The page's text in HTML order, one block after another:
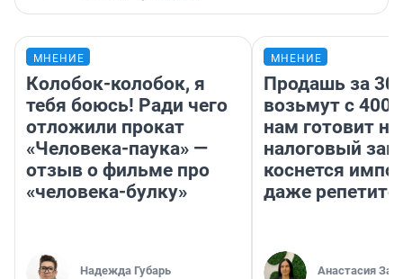
МНЕНИЕ
Колобок-колобок, я
тебя боюсь! Ради чего
отложили прокат
«Человека-паука» —
отзыв о фильме про
«человека-булку»
Надежда Губарь
МНЕНИЕ
Продашь за
возьмут с
нам готовит
налоговый
коснется
даже
Анастасия